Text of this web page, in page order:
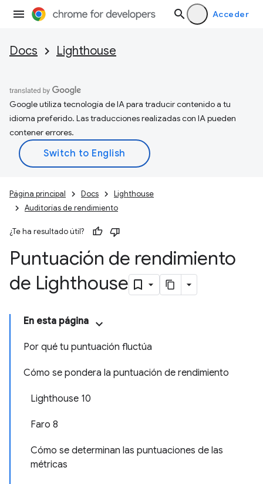
Acceder
Docs Lighthouse
Google utiliza tecnología de IA para traducir contenido a tu
idioma preferido. Las traducciones realizadas con IA pueden
contener errores.
Página principal Docs
Lighthouse
Auditorías de rendimiento
¿Te ha resultado útil?
Puntuación de rendimiento
de Lighthouse
En esta página
Por qué tu puntuación fluctúa
Cómo se pondera la puntuación de rendimiento
Lighthouse 10
Faro 8
Cómo se determinan las puntuaciones de las
métricas